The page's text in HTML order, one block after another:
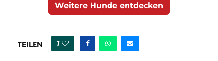
Weitere Hunde entdecken
TEILEN 1